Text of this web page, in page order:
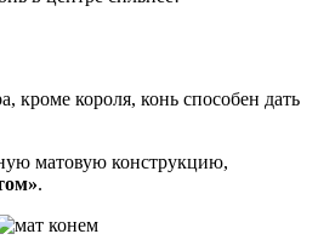
кроме короля, конь способен дать
матовую конструкцию,
.